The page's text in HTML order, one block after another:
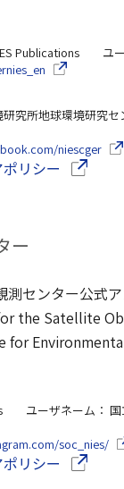
Publications ユ
（別ウインド
研究所地球環境研
niescger（
リシー （別ウ
ー
センター公式ア
the Satellite
ユーザネーム： 国
soc_nies/（
リシー （別ウ